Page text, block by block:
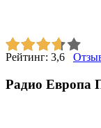
Рейтинг: 3,6
Радио Европа